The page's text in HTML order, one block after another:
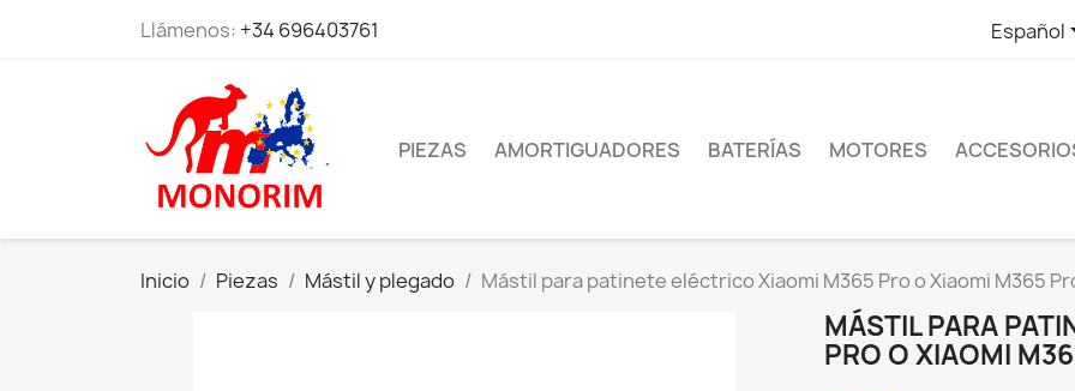
Llámenos: +34 696403761 Español
PIEZAS AMORTIGUADORES BATERÍAS MOTORES
Inicio Piezas Mástil y plegado Mástil para patinete eléctrico Xiaomi M365 Pro o Xiaomi M365
MÁSTIL PARA
PRO O XIAOMI